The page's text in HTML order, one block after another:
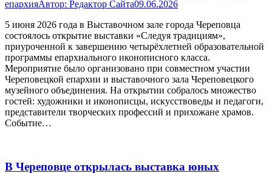
епархияАвтор: Редактор Сайта09.06.2026
5 июня 2026 года в Выставочном зале города Череповца
состоялось открытие выставки «Следуя традициям»,
приуроченной к завершению четырёхлетней образовательной
программы епархиального иконописного класса.
Мероприятие было организовано при совместном участии
Череповецкой епархии и выставочного зала Череповецкого
музейного объединения. На открытии собралось множество
гостей: художники и иконописцы, искусствоведы и педагоги,
представители творческих профессий и прихожане храмов.
Событие…
В Череповце открылась выставка юных